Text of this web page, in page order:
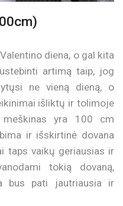
diena, o gal kita
artimą taip, jog
ne vieną dieną, o
išliktų ir tolimoje
meškinas yra 100 cm
ir išskirtinė dovana
taps vaikų geriausias ir
tokią dovaną,
bus pati jautriausia ir